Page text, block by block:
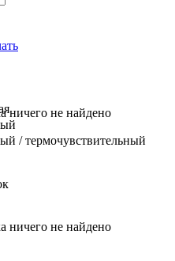
/ термочувствительный
ничего не найдено
ничего не найдено